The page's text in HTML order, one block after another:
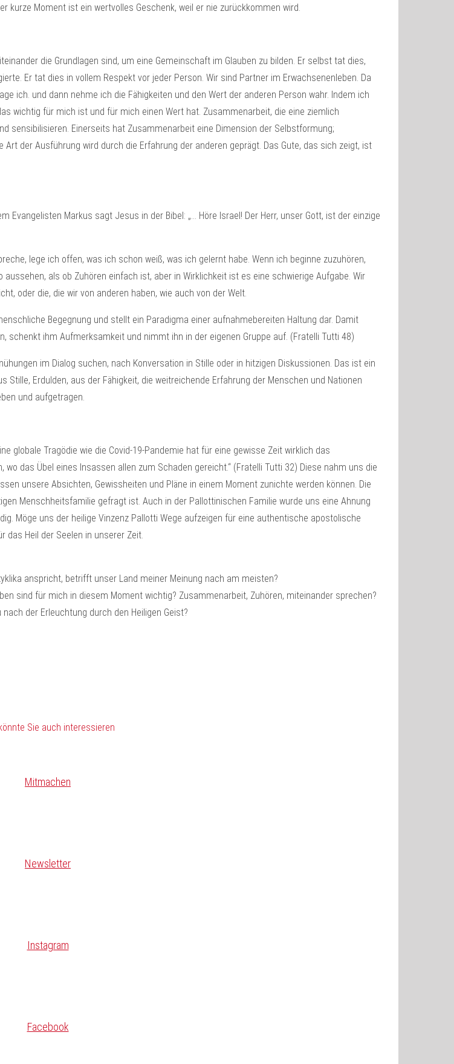
Moment ist ein wertvolles Geschenk, weil er nie zurückkommen wird.
die Grundlagen sind, um eine Gemeinschaft im Glauben zu bilden. Er selbst tat dies,
Er tat dies in vollem Respekt vor jeder Person. Wir sind Partner im Erwachsenenleben. Da
ich. und dann nehme ich die Fähigkeiten und den Wert der anderen Person wahr. Indem ich
wichtig für mich ist und für mich einen Wert hat. Zusammenarbeit, die eine ziemlich
sensibilisieren. Einerseits hat Zusammenarbeit eine Dimension der Selbstformung;
der Ausführung wird durch die Erfahrung der anderen geprägt. Das Gute, das sich zeigt, ist
Evangelisten Markus sagt Jesus in der Bibel: „… Höre Israel! Der Herr, unser Gott, ist der einzige
lege ich offen, was ich schon weiß, was ich gelernt habe. Wenn ich beginne zuzuhören,
als ob Zuhören einfach ist, aber in Wirklichkeit ist es eine schwierige Aufgabe. Wir
oder die, die wir von anderen haben, wie auch von der Welt.
Begegnung und stellt ein Paradigma einer aufnahmebereiten Haltung dar. Damit
schenkt ihm Aufmerksamkeit und nimmt ihn in der eigenen Gruppe auf. (Fratelli Tutti 48)
im Dialog suchen, nach Konversation in Stille oder in hitzigen Diskussionen. Das ist ein
Erdulden, aus der Fähigkeit, die weitreichende Erfahrung der Menschen und Nationen
und aufgetragen.
globale Tragödie wie die Covid-19-Pandemie hat für eine gewisse Zeit wirklich das
das Übel eines Insassen allen zum Schaden gereicht.“ (Fratelli Tutti 32) Diese nahm uns die
unsere Absichten, Gewissheiten und Pläne in einem Moment zunichte werden können. Die
Menschheitsfamilie gefragt ist. Auch in der Pallottinischen Familie wurde uns eine Ahnung
Möge uns der heilige Vinzenz Pallotti Wege aufzeigen für eine authentische apostolische
das Heil der Seelen in unserer Zeit.
anspricht, betrifft unser Land meiner Meinung nach am meisten?
sind für mich in diesem Moment wichtig? Zusammenarbeit, Zuhören, miteinander sprechen?
der Erleuchtung durch den Heiligen Geist?
Sie auch interessieren
Mitmachen
Newsletter
Instagram
Facebook